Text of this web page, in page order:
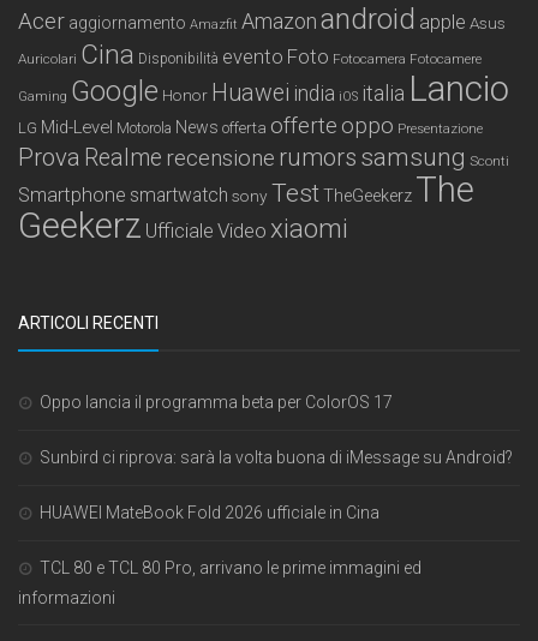
Acer aggiornamento Amazfit Amazonandroid apple Asus
Auricolari Cina Disponibilità evento Foto Fotocamera Fotocamere
Gaming Google Honor Huawei india iOS italia Lancio
LG Mid-Level Motorola News offerta offerte oppo Presentazione
Prova Realme recensione rumors samsung Sconti
Smartphone smartwatch sony TestTheGeekerz The
Geekerz Ufficiale Video xiaomi
ARTICOLI RECENTI
Oppo lancia il programma beta per ColorOS 17
Sunbird ci riprova: sarà la volta buona di iMessage su Android?
HUAWEI MateBook Fold 2026 ufficiale in Cina
TCL 80 e TCL 80 Pro, arrivano le prime immagini ed
informazioni